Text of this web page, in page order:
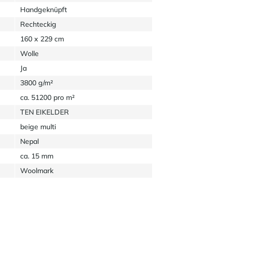
Handgeknüpft
Rechteckig
160 x 229 cm
Wolle
Ja
3800 g/m²
ca. 51200 pro m²
TEN EIKELDER
beige multi
Nepal
ca. 15 mm
Woolmark